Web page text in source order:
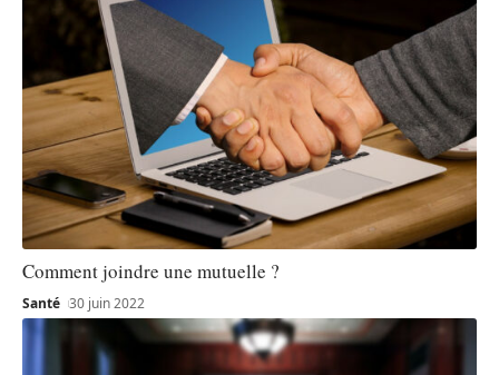
Comment joindre une mutuelle ?
Santé 30 juin 2022